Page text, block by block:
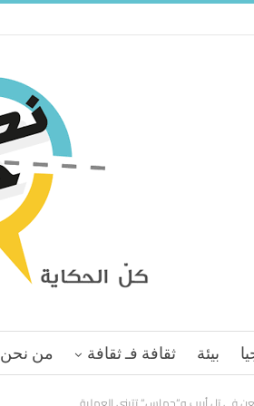
بيئة ثقافة فـ ثقافة من نحن